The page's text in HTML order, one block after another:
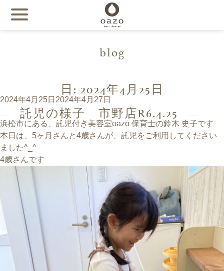
blog
日: 2024年4月25日
投
日:
2024年4月25日 2024年4月27日
託児の様子 市野店R6.4.25
浜松市にある、託児付き美容室oazo 保育士の鈴木 史子です
本日は、5ヶ月さんと4歳さんが、託児をご利用してください
ました^_^
4歳さんです